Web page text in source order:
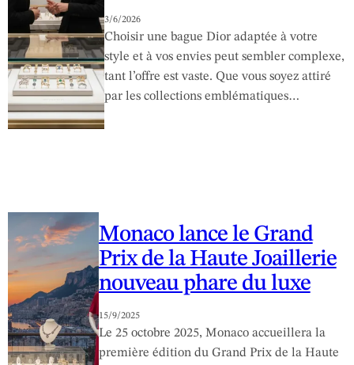
3/6/2026
Choisir une bague Dior adaptée à votre
style et à vos envies peut sembler complexe,
tant l’offre est vaste. Que vous soyez attiré
par les collections emblématiques…
Monaco lance le Grand
Prix de la Haute Joaillerie
nouveau phare du luxe
15/9/2025
Le 25 octobre 2025, Monaco accueillera la
première édition du Grand Prix de la Haute